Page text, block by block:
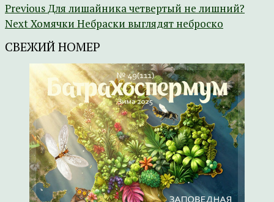
Previous Для лишайника четвертый не лишний?
NextХомячки Небраски выглядят неброско
СВЕЖИЙ НОМЕР